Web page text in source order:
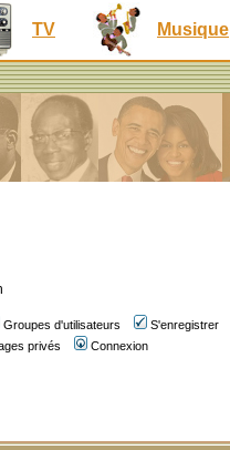
TV Musique
Groupes d'utilisateurs
S'enregistrer
privés Connexion